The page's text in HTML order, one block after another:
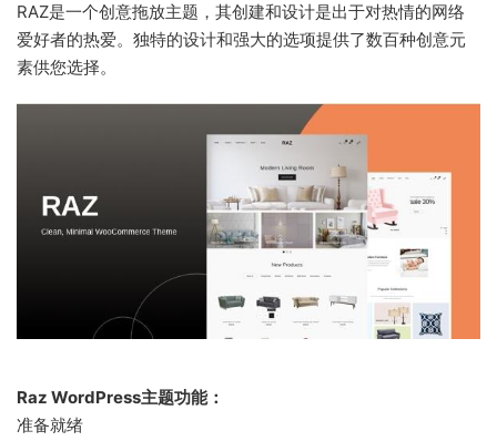
RAZ是一个创意拖放主题，其创建和设计是出于对热情的网络
爱好者的热爱。独特的设计和强大的选项提供了数百种创意元
素供您选择。
Raz WordPress主题功能：
准备就绪